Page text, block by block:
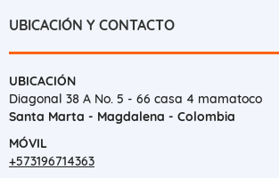
UBICACIÓN Y CONTACTO
UBICACIÓN
Diagonal 38 A No. 5 - 66 casa 4 mamatoco
Santa Marta - Magdalena - Colombia
MÓVIL
+573196714363